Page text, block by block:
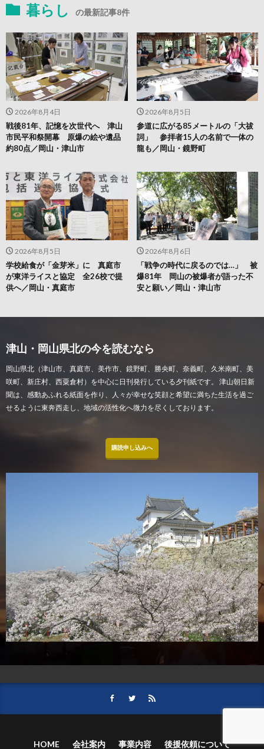
暮らし の最新記事8件
2026年8月6日
「戦争の時代に戻るのでは…」 被
爆81年 岡山の被爆者が語った不
安と願い／岡山・津山市
2026年8月5日
学校給食が「金芽米」に 真庭市
が東洋ライスと協定 全26校で提
供へ／岡山・真庭市
2026年8月5日
参道に広がる85メートルの「大祓
詞」 参拝者15人の名前で一体の
龍も／岡山・鏡野町
2026年8月4日
戦後81年、記憶を次世代へ 津山
市民平和祭開幕 原爆の絵や遺品
約80点／岡山・津山市
津山・岡山県北の今を読むなら
岡山県北（津山市、真庭市、美作市、鏡野町、勝央町、奈義町、久米南町、美
咲町、新庄村、西粟倉村）を中心に日刊発行している夕刊紙です。 津山朝日新
聞は、感動あふれる紙面を作り、人々が幸せな笑顔と希望に満ちた生活を過ご
せるように東奔西走し、地域の活性化へ微力を尽くしております。
購読申し込みへ
HOME 会社案内 事業内容 後援依頼について